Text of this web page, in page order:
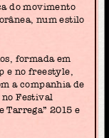
do movimento
num estilo
formada em
e no freestyle,
a companhia de
no Festival
Tarrega” 2015 e